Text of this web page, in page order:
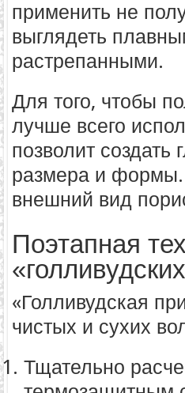
применить не
выглядеть
растрепанными.
Для того, чтобы
лучше всего
позволит
размера и формы.
внешний вид
Поэтапная
«Голливудская
чистых и сухих
Тщательно